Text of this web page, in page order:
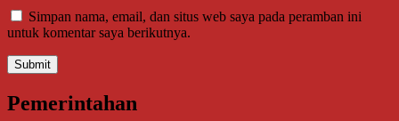
Simpan nama, email, dan situs web saya pada peramban ini
untuk komentar saya berikutnya.
Pemerintahan